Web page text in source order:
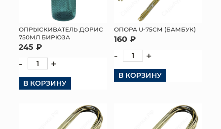
ОПРЫСКИВАТЕЛЬ ДОРИС
750МЛ БИРЮЗА
245 ₽
- +
В КОРЗИНУ
ОПОРА U-75СМ (БАМБУК)
160 ₽
- +
В КОРЗИНУ